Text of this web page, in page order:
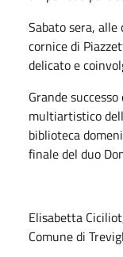
Sabato sera,
cornice di
delicato e
Grande
multiartistico
biblioteca
finale del duo
Elisabetta
Comune di